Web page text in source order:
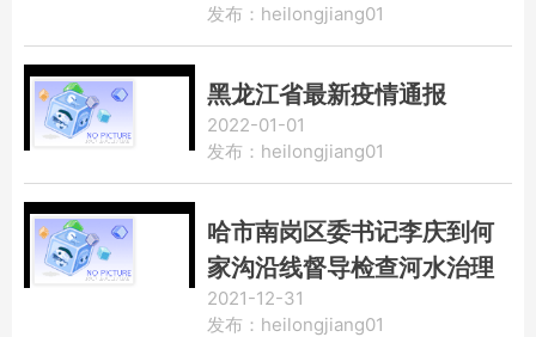
发布：heilongjiang01
黑龙江省最新疫情通报
2022-01-01
发布：heilongjiang01
哈市南岗区委书记李庆到何
家沟沿线督导检查河水治理
工作
2021-12-31
发布：heilongjiang01